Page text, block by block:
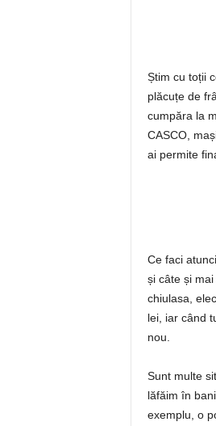
Știm cu toții
plăcuțe de
cumpăra la
CASCO,
ai permite
Ce faci
și câte și
chiulasa,
lei, iar când
nou.
Sunt multe
lăfăim în
exemplu, o